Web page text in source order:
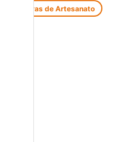
Feiras de Artesanato